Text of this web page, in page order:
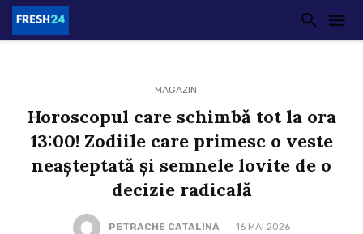
MAGAZIN
Horoscopul care schimbă tot la ora
13:00! Zodiile care primesc o veste
neașteptată și semnele lovite de o
decizie radicală
PETRACHE CATALINA 16 MAI 2026